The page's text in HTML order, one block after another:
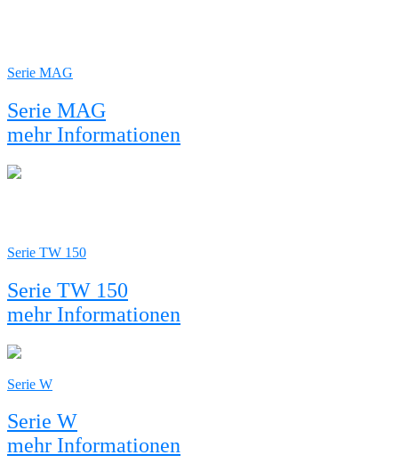
Serie MAG
Serie MAG
mehr Informationen
Serie TW 150
Serie TW 150
mehr Informationen
Serie W
Serie W
mehr Informationen